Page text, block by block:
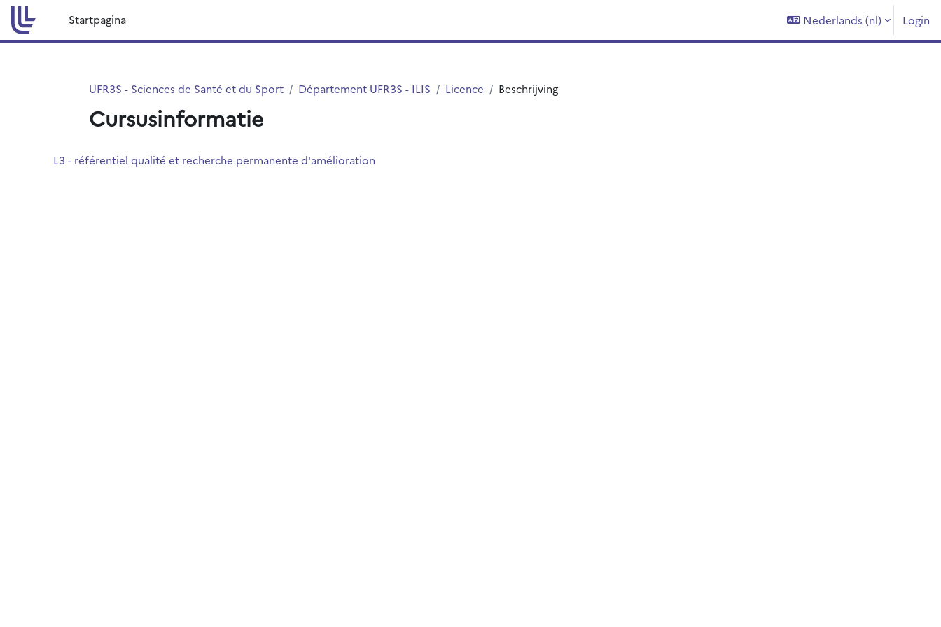
Ga naar hoofdinhoud
Startpagina
Nederlands ‎(nl)‎ Login
UFR3S - Sciences de Santé et du Sport Département UFR3S - ILIS Licence Beschrijving
Cursusinformatie
L3 - référentiel qualité et recherche permanente d'amélioration